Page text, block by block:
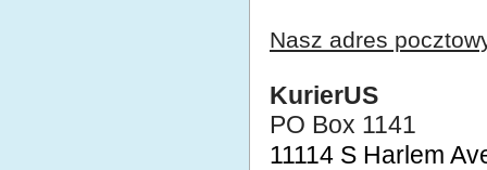
Nasz adres
KurierUS
PO Box 1141
11114 S Harlem